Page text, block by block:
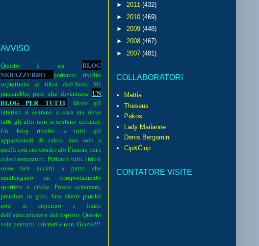
AVVISO
Questo è un BLOG
NERAZZURRO pertanto rivolto
soprattutto ai tifosi dell’Inter. Mi
piacerebbe però che diventasse UN
BLOG PER TUTTI.
Dove gli
interisti si sentano a casa ma dove
tutti gli altri non si sentano estranei.
Un blog rivolto a tutti gli
appassionati di calcio non solo a
quelli con cui condivido l’amore per i
colori nerazzurri. Pertanto tutti i tifosi
sono ben accetti a patto che
mantengano un comportamento
sportivo e civile. Potete scherzare,
prendere in giro, fare sfottò purché
non si superino i limiti
dell’educazione e del rispetto. Questo
vale per tutti, interisti e non. Grazie!!!
► 2011 (432)
► 2010 (469)
► 2009 (448)
► 2008 (467)
► 2007 (481)
COLLABORATORI
Mattia
Theseus
Pakos
Lady Marianne
Denis Bergamini
Cip&Ciop
CONTATORE VISITE